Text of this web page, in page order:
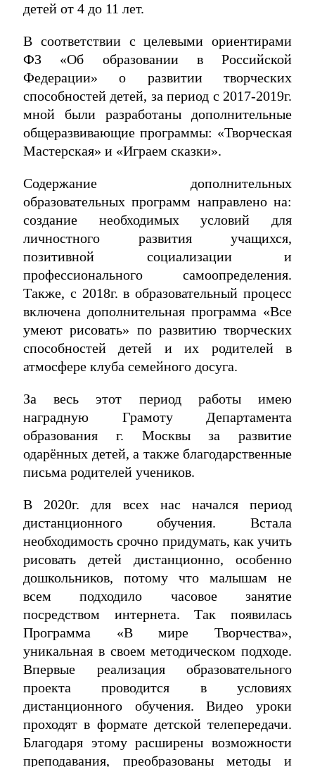
детей от 4 до 11 лет.
В соответствии с целевыми ориентирами
ФЗ «Об образовании в Российской
Федерации» о развитии творческих
способностей детей, за период с 2017-2019г.
мной были разработаны дополнительные
общеразвивающие программы: «Творческая
Мастерская» и «Играем сказки».
Содержание дополнительных
образовательных программ направлено на:
создание необходимых условий для
личностного развития учащихся,
позитивной социализации и
профессионального самоопределения.
Также, с 2018г. в образовательный процесс
включена дополнительная программа «Все
умеют рисовать» по развитию творческих
способностей детей и их родителей в
атмосфере клуба семейного досуга.
За весь этот период работы имею
наградную Грамоту Департамента
образования г. Москвы за развитие
одарённых детей, а также благодарственные
письма родителей учеников.
В 2020г. для всех нас начался период
дистанционного обучения. Встала
необходимость срочно придумать, как учить
рисовать детей дистанционно, особенно
дошкольников, потому что малышам не
всем подходило часовое занятие
посредством интернета. Так появилась
Программа «В мире Творчества»,
уникальная в своем методическом подходе.
Впервые реализация образовательного
проекта проводится в условиях
дистанционного обучения. Видео уроки
проходят в формате детской телепередачи.
Благодаря этому расширены возможности
преподавания, преобразованы методы и